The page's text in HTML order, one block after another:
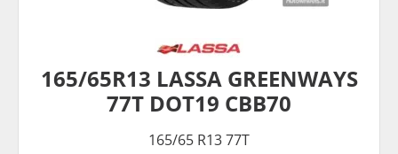
165/65R13 LASSA GREENWAYS
77T DOT19 CBB70
165/65 R13 77T